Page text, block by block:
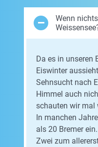
Wenn
Da es in unseren
Eiswinter
Sehnsucht nach
Himmel auch
schauten wir mal
In manchen
als 20 Bremer
Zwei zum